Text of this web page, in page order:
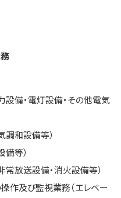
設備・電灯設備・その他電気
調和設備等）
等）
放送設備・消火設備等）
作及び監視業務（エレベー